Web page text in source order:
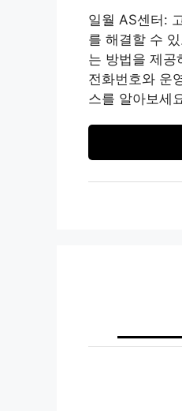
일월 AS센터:
를 해결할 수
는 방법을 제공
전화번호와 운
스를 알아보세